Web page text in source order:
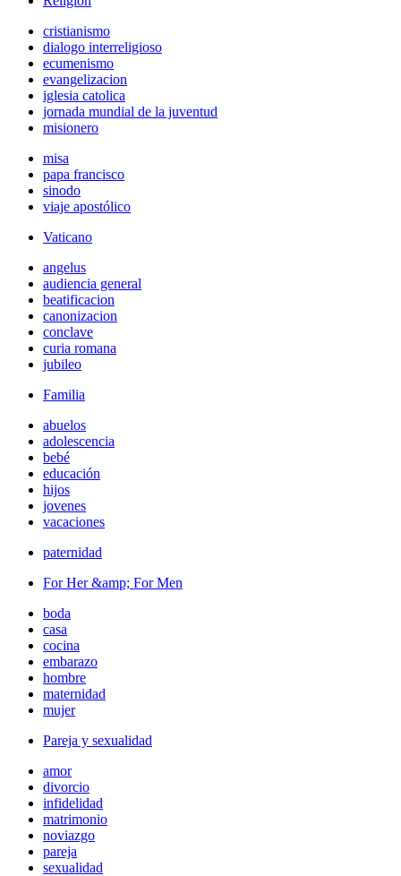
cristianismo
dialogo interreligioso
ecumenismo
evangelizacion
iglesia catolica
jornada mundial de la juventud
misionero
misa
papa francisco
sinodo
viaje apostólico
Vaticano
angelus
audiencia general
beatificacion
canonizacion
conclave
curia romana
jubileo
Familia
abuelos
adolescencia
bebé
educación
hijos
jovenes
vacaciones
paternidad
For Her &amp; For Men
boda
casa
cocina
embarazo
hombre
maternidad
mujer
Pareja y sexualidad
amor
divorcio
infidelidad
matrimonio
noviazgo
pareja
sexualidad